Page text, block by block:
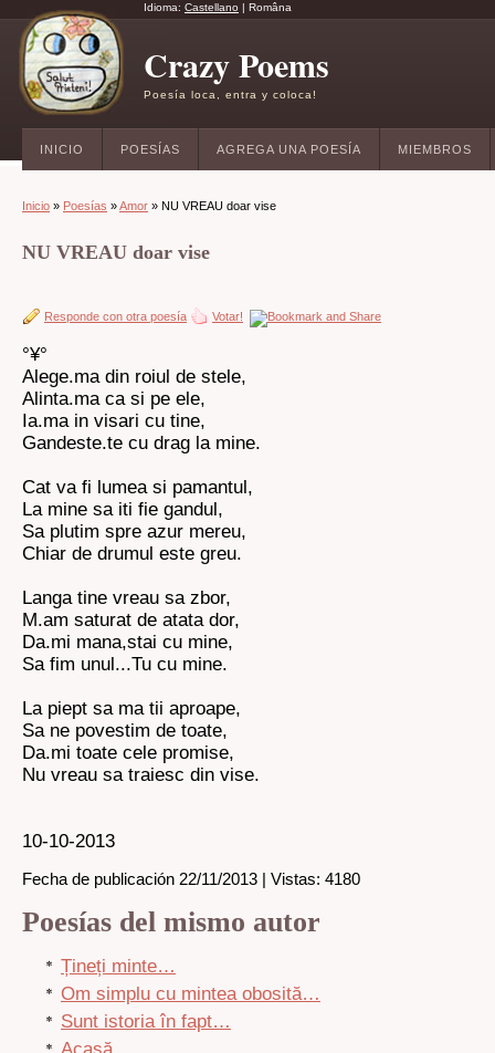
Idioma: Castellano | Româna
Crazy Poems
Poesía loca, entra y coloca!
INICIO POESÍAS AGREGA UNA POESÍA MIEMBROS
Inicio » Poesías »Amor » NU VREAU doar vise
NU VREAU doar vise
Responde con otra poesía Votar!
°¥°
Alege.ma din roiul de stele,
Alinta.ma ca si pe ele,
Ia.ma in visari cu tine,
Gandeste.te cu drag la mine.
Cat va fi lumea si pamantul,
La mine sa iti fie gandul,
Sa plutim spre azur mereu,
Chiar de drumul este greu.
Langa tine vreau sa zbor,
M.am saturat de atata dor,
Da.mi mana,stai cu mine,
Sa fim unul...Tu cu mine.
La piept sa ma tii aproape,
Sa ne povestim de toate,
Da.mi toate cele promise,
Nu vreau sa traiesc din vise.
10-10-2013
Fecha de publicación 22/11/2013 | Vistas: 4180
Poesías del mismo autor
Țineți minte…
Om simplu cu mintea obosită…
Sunt istoria în fapt…